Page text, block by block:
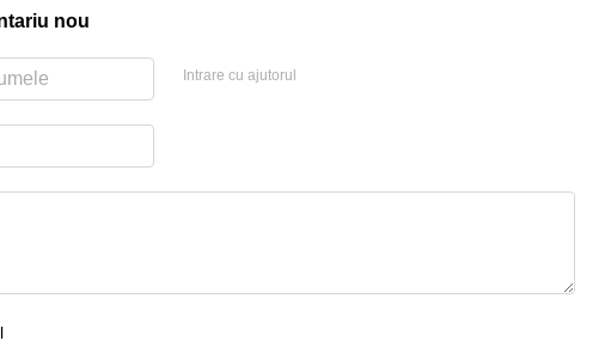
nou
Intrare cu ajutorul